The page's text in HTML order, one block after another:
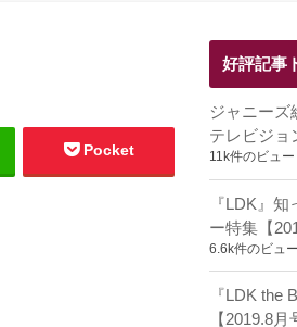
Pocket
好評記事
ジャニーズ
テレビジョ
11k件のビュー
『LDK』
ー特集【
6.6k件のビュー
『LDK the
【2019.8月